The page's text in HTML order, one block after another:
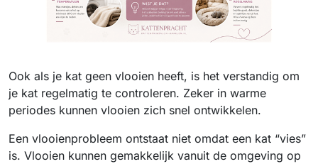
Ook als je kat geen vlooien heeft, is het verstandig om
je kat regelmatig te controleren. Zeker in warme
periodes kunnen vlooien zich snel ontwikkelen.
Een vlooienprobleem ontstaat niet omdat een kat “vies”
is. Vlooien kunnen gemakkelijk vanuit de omgeving op